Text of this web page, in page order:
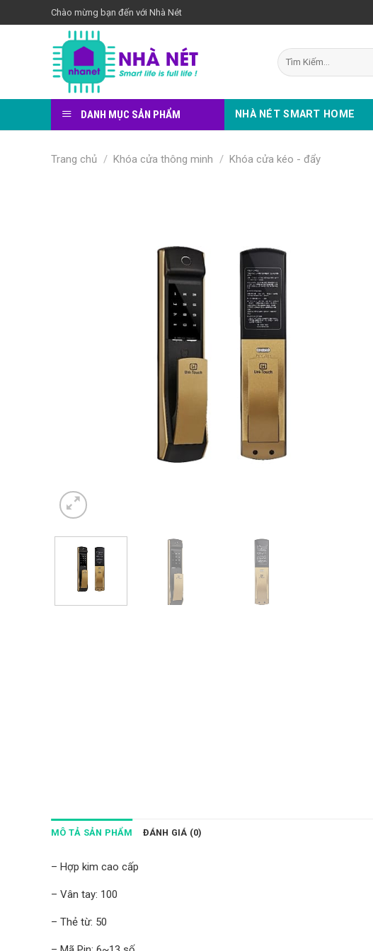
qua
Chào mừng bạn đến với Nhà Nét
Tìm
kiếm:
DANH MỤC SẢN PHẨM NHÀ NÉT SMART HOME
Trang chủ / Khóa cửa thông minh / Khóa cửa kéo - đẩy
MÔ TẢ SẢN PHẨM ĐÁNH GIÁ (0)
– Hợp kim cao cấp
– Vân tay: 100
– Thẻ từ: 50